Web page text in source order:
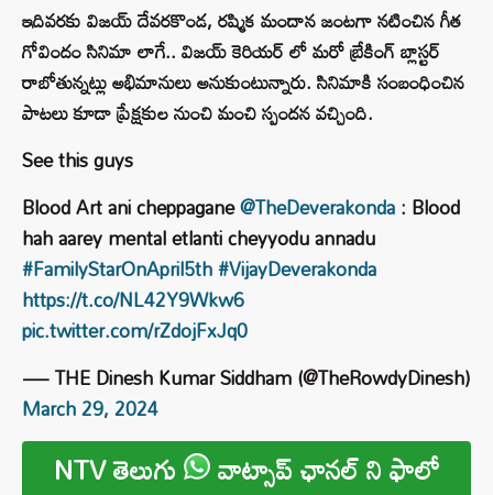
ఇదివరకు విజయ్ దేవరకొండ, రష్మిక మందాన జంటగా నటించిన గీత
గోవిందం సినిమా లాగే.. విజయ్ కెరియర్ లో మరో బ్రేకింగ్ బ్లాస్టర్
రాబోతున్నట్లు అభిమానులు అనుకుంటున్నారు. సినిమాకి సంబంధించిన
పాటలు కూడా ప్రేక్షకుల నుంచి మంచి స్పందన వచ్చింది.
See this guys
Blood Art ani cheppagane@TheDeverakonda: Blood
hah aarey mental etlanti cheyyodu annadu
#FamilyStarOnApril5th#VijayDeverakonda
https://t.co/NL42Y9Wkw6
pic.twitter.com/rZdojFxJq0
— THE Dinesh Kumar Siddham (@TheRowdyDinesh)
March 29, 2024
NTV తెలుగు వాట్సాప్ ఛానల్ ని ఫాలో